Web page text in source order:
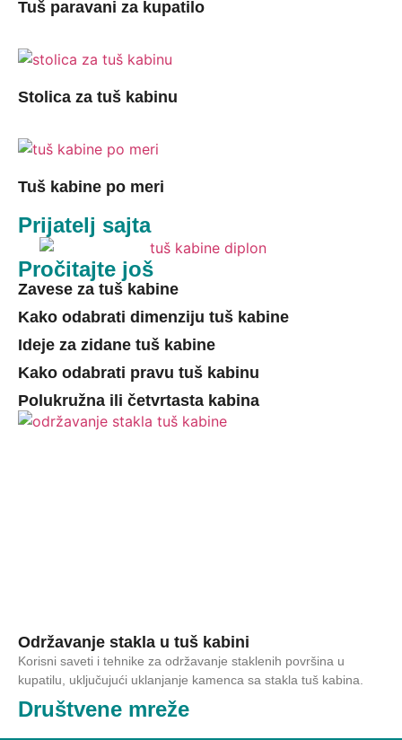
Tuš paravani za kupatilo
Stolica za tuš kabinu
Tuš kabine po meri
Prijatelj sajta
Pročitajte još
Zavese za tuš kabine
Kako odabrati dimenziju tuš kabine
Ideje za zidane tuš kabine
Kako odabrati pravu tuš kabinu
Polukružna ili četvrtasta kabina
Održavanje stakla u tuš kabini
Korisni saveti i tehnike za održavanje staklenih površina u
kupatilu, uključujući uklanjanje kamenca sa stakla tuš kabina.
Društvene mreže